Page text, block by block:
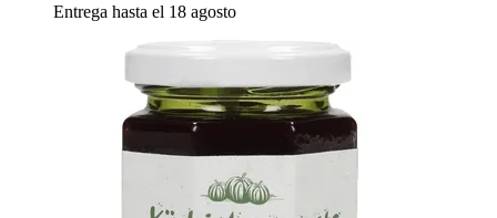
Entrega hasta el 18 agosto